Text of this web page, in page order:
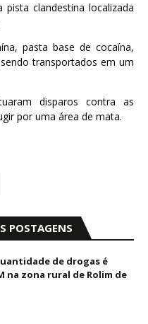
clandestina localizada
pasta base de cocaína,
transportados em um
disparos contra as
por uma área de mata.
POSTAGENS
de drogas é
na zona rural de Rolim de